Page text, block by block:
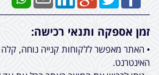
זמן אספקה ותנאי רכישה:
• האתר מאפשר ללקוחות קנייה נוחה,
האינטרנט.